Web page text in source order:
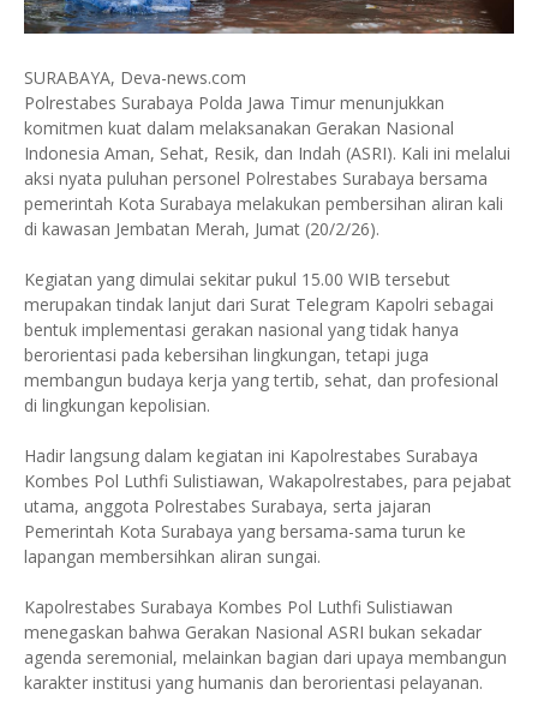
SURABAYA, Deva-news.com
Polrestabes Surabaya Polda Jawa Timur menunjukkan
komitmen kuat dalam melaksanakan Gerakan Nasional
Indonesia Aman, Sehat, Resik, dan Indah (ASRI). Kali ini melalui
aksi nyata puluhan personel Polrestabes Surabaya bersama
pemerintah Kota Surabaya melakukan pembersihan aliran kali
di kawasan Jembatan Merah, Jumat (20/2/26).
Kegiatan yang dimulai sekitar pukul 15.00 WIB tersebut
merupakan tindak lanjut dari Surat Telegram Kapolri sebagai
bentuk implementasi gerakan nasional yang tidak hanya
berorientasi pada kebersihan lingkungan, tetapi juga
membangun budaya kerja yang tertib, sehat, dan profesional
di lingkungan kepolisian.
Hadir langsung dalam kegiatan ini Kapolrestabes Surabaya
Kombes Pol Luthfi Sulistiawan, Wakapolrestabes, para pejabat
utama, anggota Polrestabes Surabaya, serta jajaran
Pemerintah Kota Surabaya yang bersama-sama turun ke
lapangan membersihkan aliran sungai.
Kapolrestabes Surabaya Kombes Pol Luthfi Sulistiawan
menegaskan bahwa Gerakan Nasional ASRI bukan sekadar
agenda seremonial, melainkan bagian dari upaya membangun
karakter institusi yang humanis dan berorientasi pelayanan.